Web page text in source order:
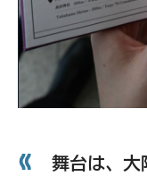
舞台は、大